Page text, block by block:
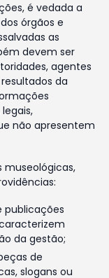
é vedada a
órgãos e
as
devem ser
agentes
da
não apresentem
museológicas,
publicações
da gestão;
de
slogans ou